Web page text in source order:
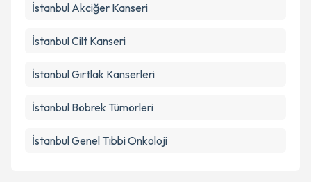
İstanbul Akciğer Kanseri
İstanbul Cilt Kanseri
İstanbul Gırtlak Kanserleri
İstanbul Böbrek Tümörleri
İstanbul Genel Tıbbi Onkoloji